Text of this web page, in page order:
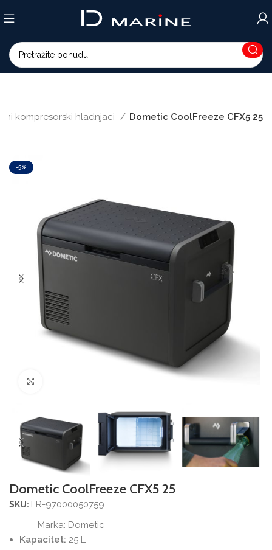
kompresorski hladnjaci Dometic CoolFreeze CFX5 25
-5%
Dometic CoolFreeze CFX5 25
SKU: FR-97000050759
Marka: Dometic
Kapacitet: 25 L